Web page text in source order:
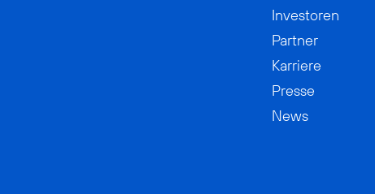
Investoren
Partner
Karriere
Presse
News